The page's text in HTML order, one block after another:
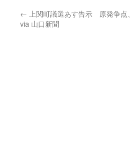
← 上関町議選あす告示 原発争点
via 山口新聞